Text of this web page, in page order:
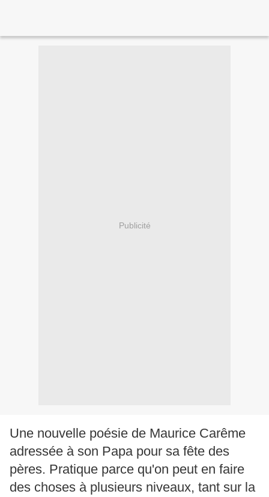
Publicité
Une nouvelle poésie de Maurice Carême
adressée à son Papa pour sa fête des
pères. Pratique parce qu'on peut en faire
des choses à plusieurs niveaux, tant sur la